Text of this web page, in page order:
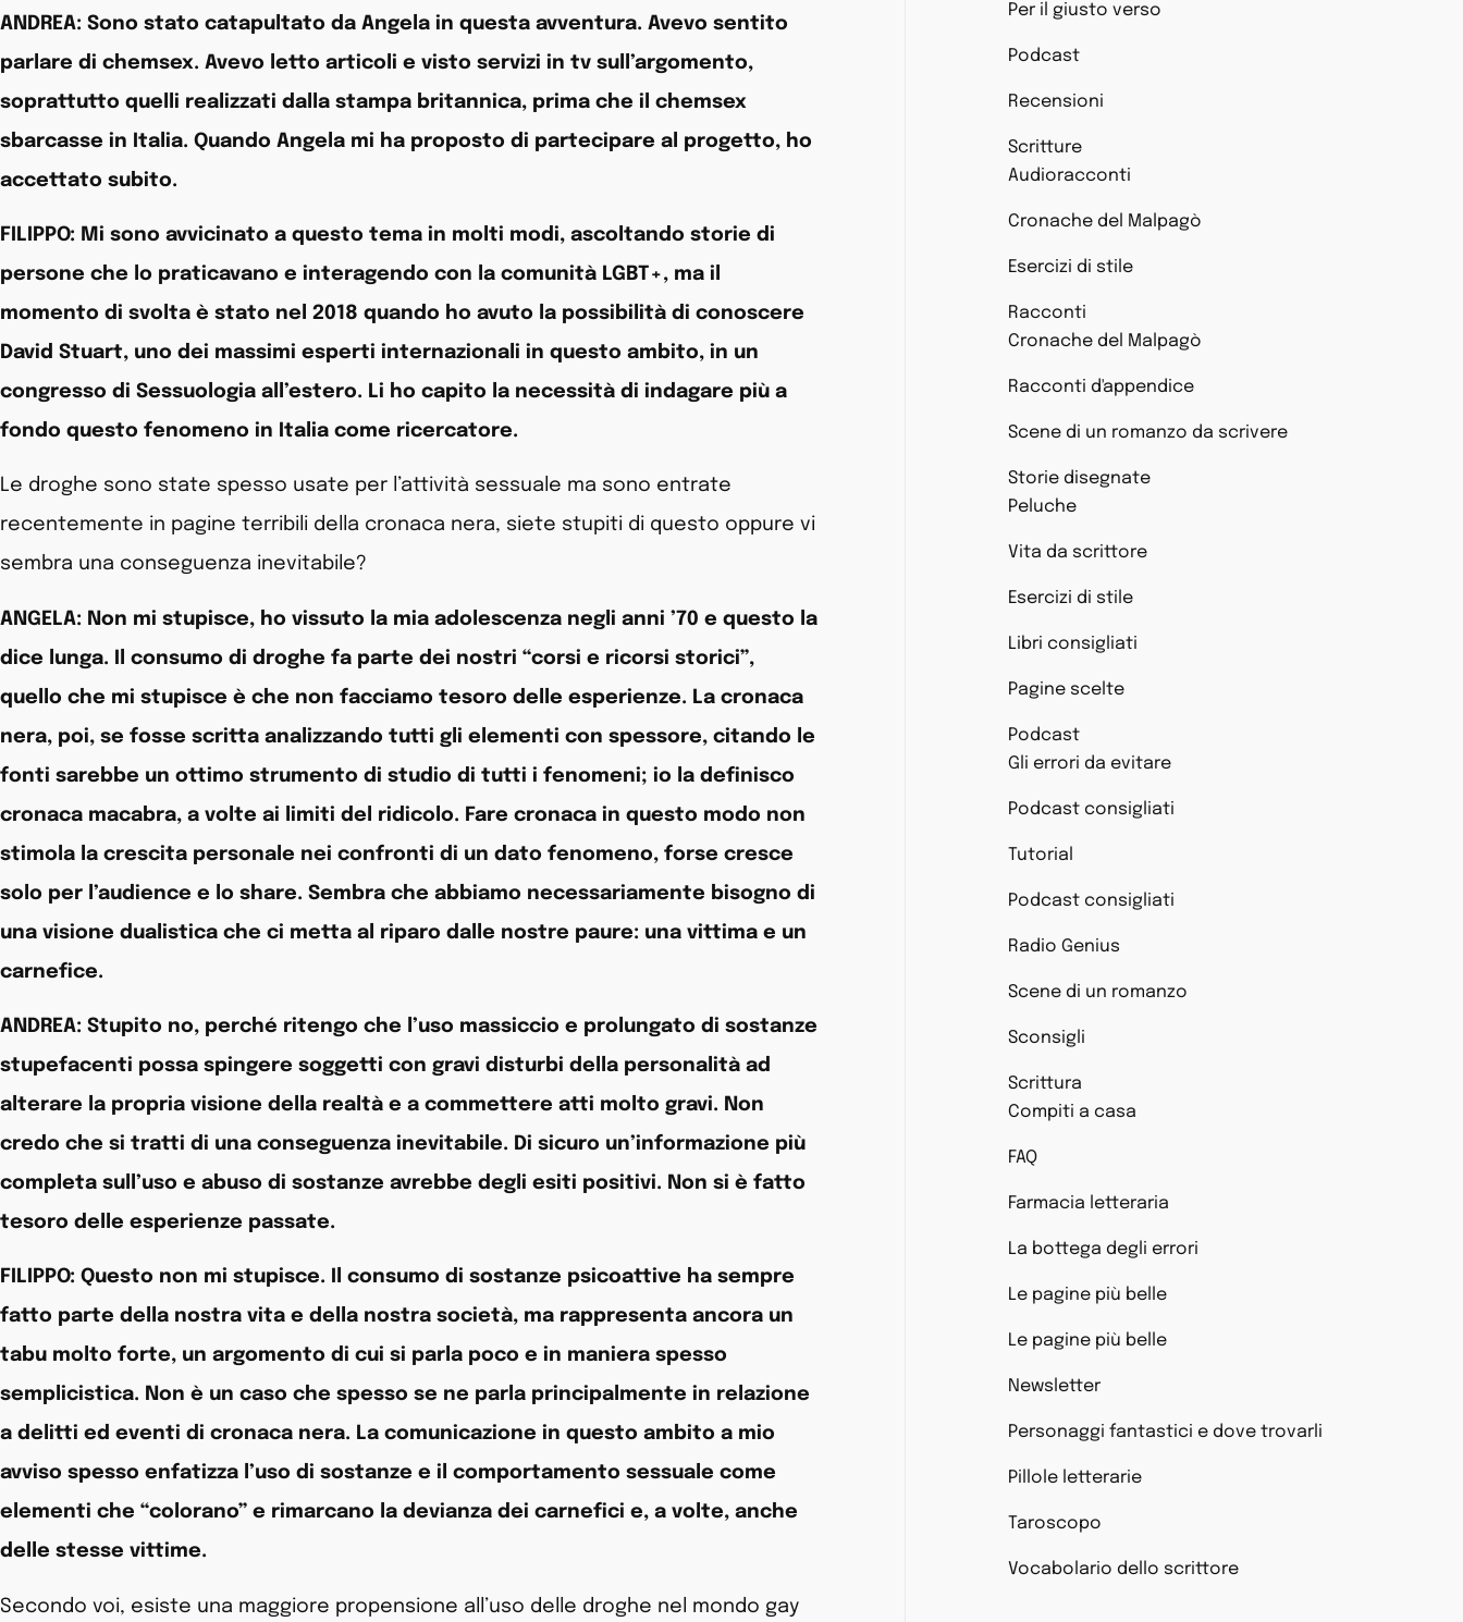
ANDREA: Sono stato catapultato da Angela in questa avventura. Avevo sentito
parlare di chemsex. Avevo letto articoli e visto servizi in tv sull’argomento,
soprattutto quelli realizzati dalla stampa britannica, prima che il chemsex
sbarcasse in Italia. Quando Angela mi ha proposto di partecipare al progetto, ho
accettato subito.
FILIPPO: Mi sono avvicinato a questo tema in molti modi, ascoltando storie di
persone che lo praticavano e interagendo con la comunità LGBT+, ma il
momento di svolta è stato nel 2018 quando ho avuto la possibilità di conoscere
David Stuart, uno dei massimi esperti internazionali in questo ambito, in un
congresso di Sessuologia all’estero. Li ho capito la necessità di indagare più a
fondo questo fenomeno in Italia come ricercatore.
Le droghe sono state spesso usate per l’attività sessuale ma sono entrate
recentemente in pagine terribili della cronaca nera, siete stupiti di questo oppure vi
sembra una conseguenza inevitabile?
ANGELA: Non mi stupisce, ho vissuto la mia adolescenza negli anni ’70 e questo la
dice lunga. Il consumo di droghe fa parte dei nostri “corsi e ricorsi storici”,
quello che mi stupisce è che non facciamo tesoro delle esperienze. La cronaca
nera, poi, se fosse scritta analizzando tutti gli elementi con spessore, citando le
fonti sarebbe un ottimo strumento di studio di tutti i fenomeni; io la definisco
cronaca macabra, a volte ai limiti del ridicolo. Fare cronaca in questo modo non
stimola la crescita personale nei confronti di un dato fenomeno, forse cresce
solo per l’audience e lo share. Sembra che abbiamo necessariamente bisogno di
una visione dualistica che ci metta al riparo dalle nostre paure: una vittima e un
carnefice.
ANDREA: Stupito no, perché ritengo che l’uso massiccio e prolungato di sostanze
stupefacenti possa spingere soggetti con gravi disturbi della personalità ad
alterare la propria visione della realtà e a commettere atti molto gravi. Non
credo che si tratti di una conseguenza inevitabile. Di sicuro un’informazione più
completa sull’uso e abuso di sostanze avrebbe degli esiti positivi. Non si è fatto
tesoro delle esperienze passate.
FILIPPO: Questo non mi stupisce. Il consumo di sostanze psicoattive ha sempre
fatto parte della nostra vita e della nostra società, ma rappresenta ancora un
tabu molto forte, un argomento di cui si parla poco e in maniera spesso
semplicistica. Non è un caso che spesso se ne parla principalmente in relazione
a delitti ed eventi di cronaca nera. La comunicazione in questo ambito a mio
avviso spesso enfatizza l’uso di sostanze e il comportamento sessuale come
elementi che “colorano” e rimarcano la devianza dei carnefici e, a volte, anche
delle stesse vittime.
Secondo voi, esiste una maggiore propensione all’uso delle droghe nel mondo gay
Per il giusto verso
Podcast
Recensioni
Scritture
Audioracconti
Cronache del Malpagò
Esercizi di stile
Racconti
Cronache del Malpagò
Racconti d'appendice
Scene di un romanzo da scrivere
Storie disegnate
Peluche
Vita da scrittore
Esercizi di stile
Libri consigliati
Pagine scelte
Podcast
Gli errori da evitare
Podcast consigliati
Tutorial
Podcast consigliati
Radio Genius
Scene di un romanzo
Sconsigli
Scrittura
Compiti a casa
FAQ
Farmacia letteraria
La bottega degli errori
Le pagine più belle
Le pagine più belle
Newsletter
Personaggi fantastici e dove trovarli
Pillole letterarie
Taroscopo
Vocabolario dello scrittore